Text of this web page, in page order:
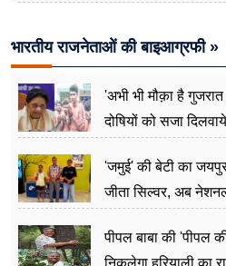
भारतीय राजनेताओं की बाइआग्रफी »
'अभी भी मौक़ा है
दोषियों को सजा
'जमुई' की बेटी का
जीता सिल्वर, अब
पीपल बाबा की 'पीपल
निकलेगा हरियाली का